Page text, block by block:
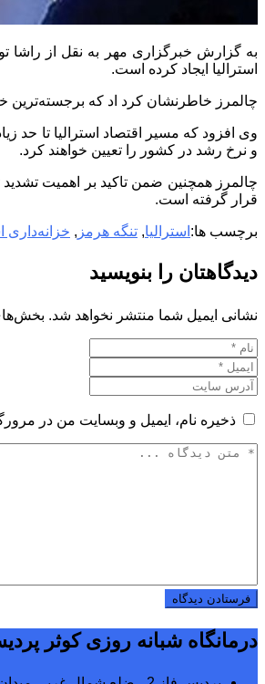
به گزارش خبرگزاری مهر به نقل از راشا
استرالیا ایجاد کرده است.
چالمرز خاطرنشان کرد اد که
وی افزود که مسیر اقتصاد استرالیا تا حد
و نرخ رشد در کشور را تعیین خواهند کرد.
چالمرز همچنین ضمن تاکید بر اهمیت تشدید
قرار گرفته است.
برچسب ها: استرالیا, تنگه هرمز , خزانه‌داری
دیدگاهتان را بنویسید
نشانی ایمیل شما منتشر نخواهد شد.
ذخیره نام، ایمیل و وبسایت من در
درمانگاه شبانه روزی کوثر